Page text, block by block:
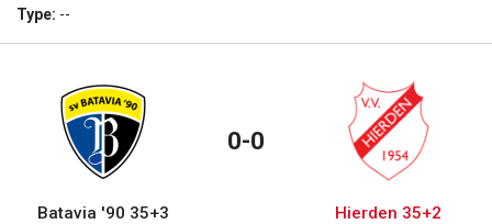
Type: --
Batavia '90 35+3
0-0
Hierden 35+2